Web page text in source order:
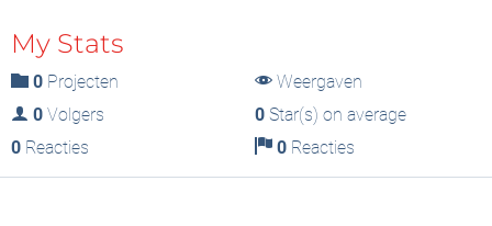
My Stats
0 Projecten
Weergaven
0 Volgers 0Star(s) on average
0 Reacties 0Reacties